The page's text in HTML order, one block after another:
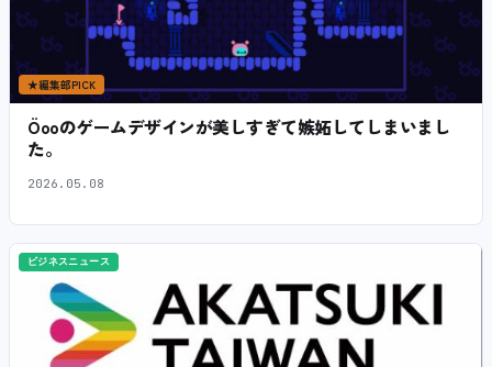
★編集部PICK
Öooのゲームデザインが美しすぎて嫉妬してしまいまし
た。
2026.05.08
ビジネスニュース